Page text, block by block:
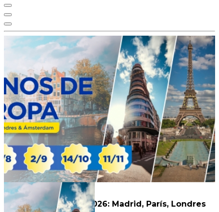
Iconos de Europa 2026: Madrid, París, Londres